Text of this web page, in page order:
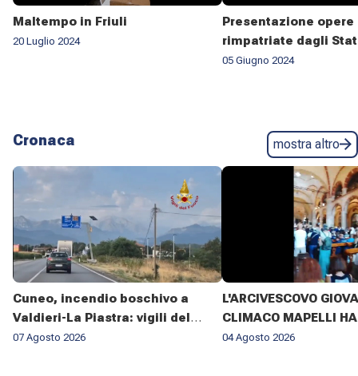
Maltempo in Friuli
20 Luglio 2024
Presentazione opere
rimpatriate dagli
05 Giugno 2024
Cronaca mostra altro
Cuneo, incendio boschivo a
Valdieri-La Piastra: vigili del
fuoco al lavoro da sette giorni
07 Agosto 2026
L'ARCIVESCOVO
CLIMACO MAPELLI HA
PRESENZIATO AL
04 Agosto 2026